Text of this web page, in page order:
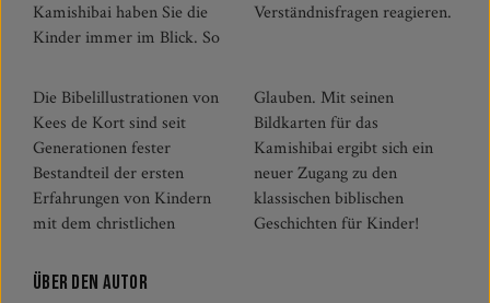
Kamishibai haben Sie die
Kinder immer im Blick. So
Verständnisfragen reagieren.
Die Bibelillustrationen von
Kees de Kort sind seit
Generationen fester
Bestandteil der ersten
Erfahrungen von Kindern
mit dem christlichen
Glauben. Mit seinen
Bildkarten für das
Kamishibai ergibt sich ein
neuer Zugang zu den
klassischen biblischen
Geschichten für Kinder!
Über den Autor